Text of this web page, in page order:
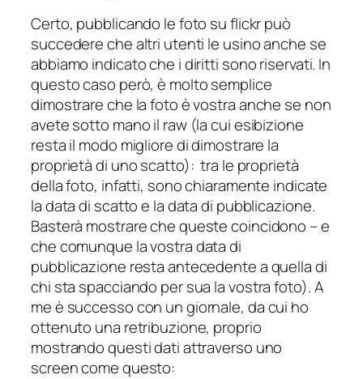
Certo, pubblicando le foto su flickr può
succedere che altri utenti le usino anche se
abbiamo indicato che i diritti sono riservati. In
questo caso però, è molto semplice
dimostrare che la foto è vostra anche se non
avete sotto mano il raw (la cui esibizione
resta il modo migliore di dimostrare la
proprietà di uno scatto): tra le proprietà
della foto, infatti, sono chiaramente indicate
la data di scatto e la data di pubblicazione.
Basterà mostrare che queste coincidono – e
che comunque la vostra data di
pubblicazione resta antecedente a quella di
chi sta spacciando per sua la vostra foto). A
me è successo con un giornale, da cui ho
ottenuto una retribuzione, proprio
mostrando questi dati attraverso uno
screen come questo: